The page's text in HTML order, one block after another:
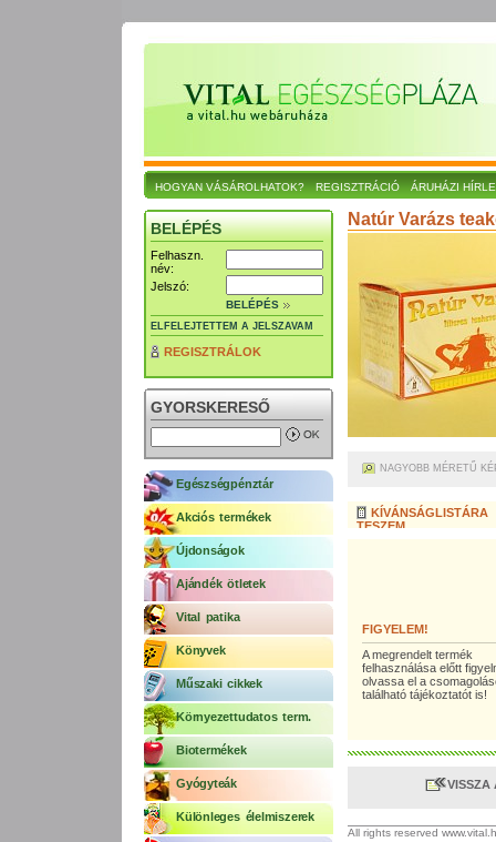
HOGYAN VÁSÁROLHATOK? REGISZTRÁCIÓ ÁRUHÁZI
BELÉPÉS
Felhaszn.
név:
Jelszó:
BELÉPÉS
ELFELEJTETTEM A JELSZAVAM
REGISZTRÁLOK
GYORSKERESŐ
Egészségpénztár
Akciós termékek
Újdonságok
Ajándék ötletek
Vital patika
Könyvek
Műszaki cikkek
Környezettudatos term.
Biotermékek
Gyógyteák
Különleges élelmiszerek
Natúr Varázs
NAGYOBB MÉRETŰ
KÍVÁNSÁGLISTÁRA
TESZEM
FIGYELEM!
A megrendelt termék
felhasználása előtt
olvassa el a
található tájékoztatót is!
VISSZA
All rights reserved